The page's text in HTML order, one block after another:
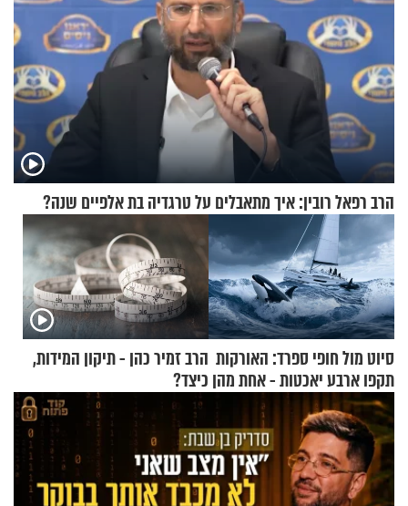
הרב רפאל רובין: איך מתאבלים על טרגדיה בת אלפיים שנה?
סיוט מול חופי ספרד: האורקות
תקפו ארבע יאכטות - אחת מהן
טבעה
הרב זמיר כהן - תיקון המידות,
כיצד?